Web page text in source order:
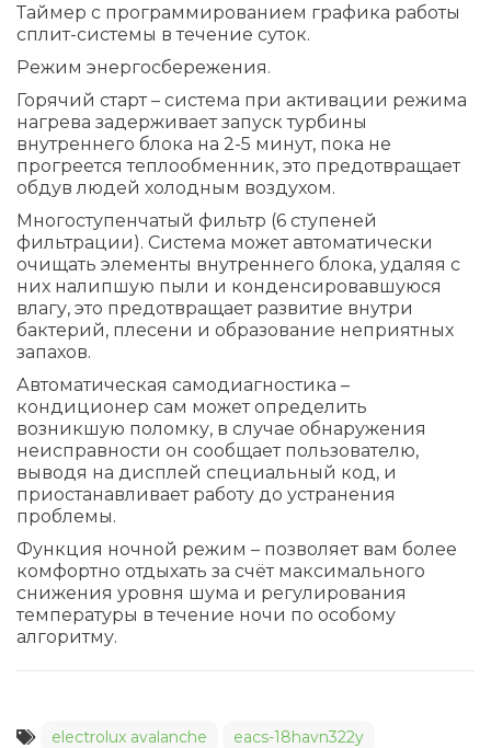
Таймер с программированием графика работы
сплит-системы в течение суток.
Режим энергоcбережения.
Горячий старт – система при активации режима
нагрева задерживает запуск турбины
внутреннего блока на 2-5 минут, пока не
прогреется теплообменник, это предотвращает
обдув людей холодным воздухом.
Многоступенчатый фильтр (6 ступеней
фильтрации). Система может автоматически
очищать элементы внутреннего блока, удаляя с
них налипшую пыли и конденсировавшуюся
влагу, это предотвращает развитие внутри
бактерий, плесени и образование неприятных
запахов.
Автоматическая самодиагностика –
кондиционер сам может определить
возникшую поломку, в случае обнаружения
неисправности он сообщает пользователю,
выводя на дисплей специальный код, и
приостанавливает работу до устранения
проблемы.
Функция ночной режим – позволяет вам более
комфортно отдыхать за счёт максимального
снижения уровня шума и регулирования
температуры в течение ночи по особому
алгоритму.
electrolux avalanche eacs-18havn322y